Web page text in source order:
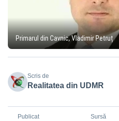
Primarul din Cavnic, Vladimir Petruț
Scris de
Realitatea din UDMR
Publicat Sursă